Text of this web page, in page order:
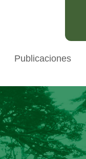
Publicaciones